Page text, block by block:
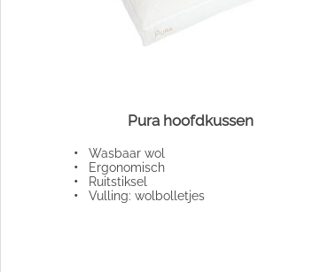
Pura hoofdkussen
• Wasbaar wol
• Ergonomisch
• Ruitstiksel
• Vulling: wolbolletjes